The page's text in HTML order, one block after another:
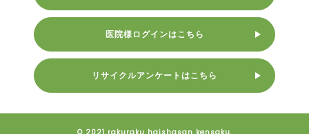
医院様ログインはこちら
リサイクルアンケートはこちら